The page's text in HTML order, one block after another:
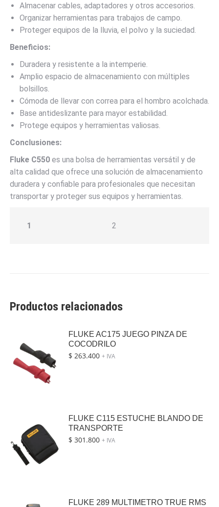
Almacenar cables, adaptadores y otros accesorios.
Organizar herramientas para trabajos de campo.
Proteger equipos de la lluvia, el polvo y la suciedad.
Beneficios:
Duradera y resistente a la intemperie.
Amplio espacio de almacenamiento con múltiples
bolsillos.
Cómoda de llevar con correa para el hombro acolchada.
Base antideslizante para mayor estabilidad.
Protege equipos y herramientas valiosas.
Conclusiones:
Fluke C550 es una bolsa de herramientas versátil y de
alta calidad que ofrece una solución de almacenamiento
duradera y confiable para profesionales que necesitan
transportar y proteger sus equipos y herramientas.
1 2
Productos relacionados
FLUKE AC175 JUEGO PINZA DE
COCODRILO
$ 263.400 + IVA
FLUKE C115 ESTUCHE BLANDO DE
TRANSPORTE
$ 301.800 + IVA
FLUKE 289 MULTIMETRO TRUE RMS